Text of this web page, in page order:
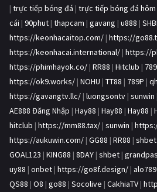
| trực tiếp bóng đá | trực tiếp bóng đá hôm
cái | 90phut | thapcam | gavang | u888 |
https://keonhacaitop.com/ | https://
https://keonhacai.international/ | https://
https://phimhayok.co/ | RR88 | Hitclub |
https://ok9.works/ | NOHU | TT88 | 789P |
https://gavangtv.llc/ | luongsontv | sunwin
AE888 Đăng Nhập | Hay88 | Hay88 | Hay88 |
hitclub | https://mm88.tax/ | sunwin |
https://aukuwin.com/ | GG88 | RR88 | shbet
GOAL123 | KING88 | 8DAY | shbet |
uy88 | onbet | https://go8f.design/ | alo789
QS88 | O8 | go88 | Socolive | CakhiaTV |